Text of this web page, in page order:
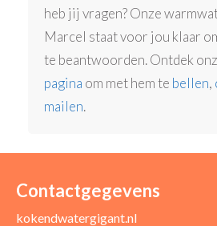
heb jij vragen? Onze
Marcel staat voor jou klaar
te beantwoorden. Ontdek
pagina om met hem te bellen,
mailen.
Contactgegevens
kokendwatergigant.nl